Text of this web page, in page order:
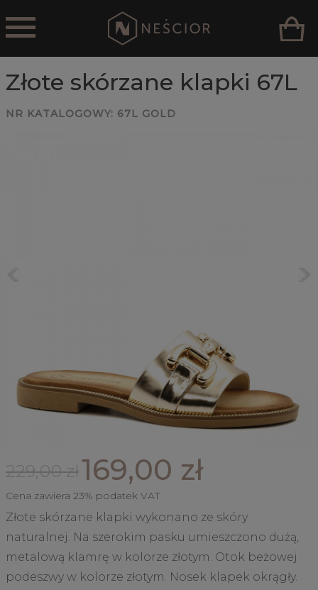
Złote skórzane klapki 67L
NR KATALOGOWY: 67L GOLD
229,00 zł169,00 zł
Cena zawiera 23% podatek VAT
Złote skórzane klapki wykonano ze skóry
naturalnej. Na szerokim pasku umieszczono dużą,
metalową klamrę w kolorze złotym. Otok beżowej
podeszwy w kolorze złotym. Nosek klapek okrągły.